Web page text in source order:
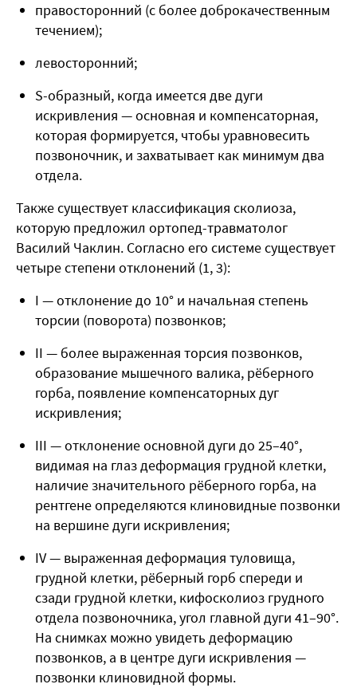
правосторонний (с более доброкачественным
течением);
левосторонний;
S-образный, когда имеется две дуги
искривления — основная и компенсаторная,
которая формируется, чтобы уравновесить
позвоночник, и захватывает как минимум два
отдела.
Также существует классификация сколиоза,
которую предложил ортопед-травматолог
Василий Чаклин. Согласно его системе существует
четыре степени отклонений (1, 3):
I — отклонение до 10° и начальная степень
торсии (поворота) позвонков;
II — более выраженная торсия позвонков,
образование мышечного валика, рёберного
горба, появление компенсаторных дуг
искривления;
III — отклонение основной дуги до 25–40°,
видимая на глаз деформация грудной клетки,
наличие значительного рёберного горба, на
рентгене определяются клиновидные позвонки
на вершине дуги искривления;
IV — выраженная деформация туловища,
грудной клетки, рёберный горб спереди и
сзади грудной клетки, кифосколиоз грудного
отдела позвоночника, угол главной дуги 41–90°.
На снимках можно увидеть деформацию
позвонков, а в центре дуги искривления —
позвонки клиновидной формы.